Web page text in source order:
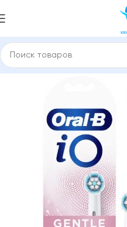
Главная Насадки для